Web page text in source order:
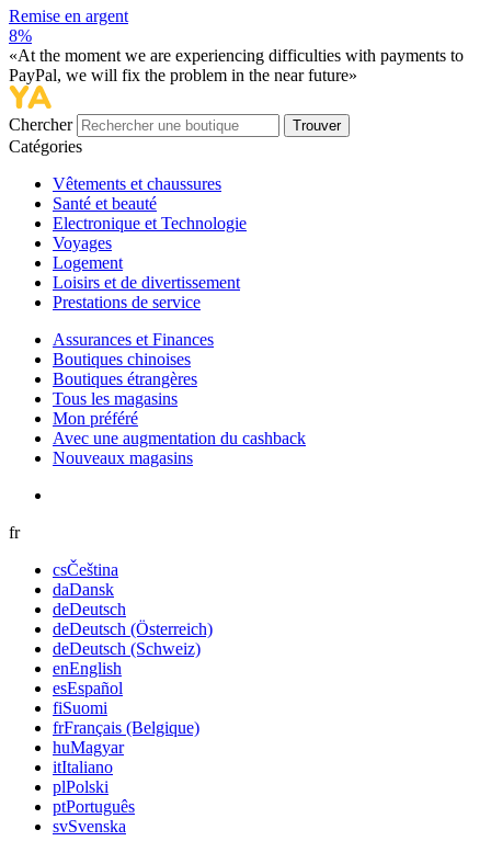
Remise en argent
8%
«At the moment we are experiencing difficulties with payments to
PayPal, we will fix the problem in the near future»
Chercher Trouver
Catégories
Vêtements et chaussures
Santé et beauté
Electronique et Technologie
Voyages
Logement
Loisirs et de divertissement
Prestations de service
Assurances et Finances
Boutiques chinoises
Boutiques étrangères
Tous les magasins
Mon préféré
Avec une augmentation du cashback
Nouveaux magasins
fr
csČeština
daDansk
deDeutsch
deDeutsch (Österreich)
deDeutsch (Schweiz)
enEnglish
esEspañol
fiSuomi
frFrançais (Belgique)
huMagyar
itItaliano
plPolski
ptPortuguês
svSvenska